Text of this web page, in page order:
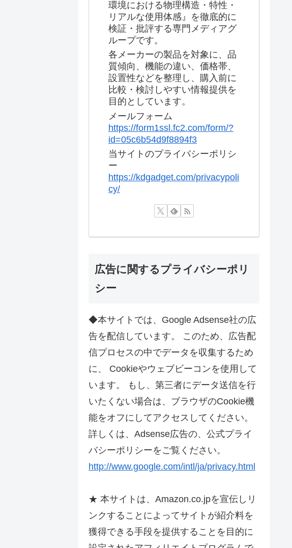
環境における物理構造・特性・
リアルな使用体感』を徹底的に
検証・批評する専門メディアグ
ループです。
各メーカーの製品を対象に、品
質傾向、機能の違い、価格帯、
設置性などを整理し、購入前に
比較・検討しやすい情報提供を
目的としています。
メールフォーム
https://form1ssl.fc2.com/form/?
id=05c6b54d9f8894f3
当サイトのプライバシーポリシ
ー
https://kdgadget.com/privacypoli
cy/
広告に関するプライバシーポリ
シー
◆本サイトでは、Google Adsense社の広
告を配信しています。 このため、広告配
信プロセスの中でデータを収集するため
に、 Cookieやウェブビーコンを使用して
います。 もし、第三者にデータ送信を行
いたくない場合は、ブラウザのCookie機
能をオフにしてアクセスしてください。
詳しくは、Adsense広告の、公式プライ
バシーポリシーをご覧ください。
http://www.google.com/intl/ja/privacy.html
★ 本サイトは、Amazon.co.jpを宣伝しリ
ンクすることによってサイトが紹介料を
獲得できる手段を提供することを目的に